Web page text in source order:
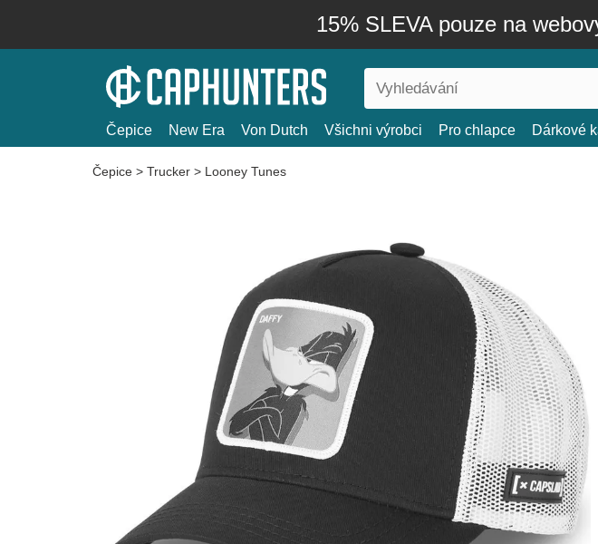
15% SLEVA pouze na
Čepice New Era Von Dutch Všichni výrobci Pro chlapce Dárkové
Čepice > Trucker > Looney Tunes